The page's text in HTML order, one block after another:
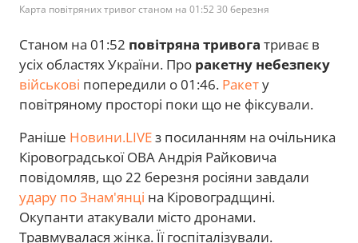
Карта повітряних тривог станом на 01:52 30 березня
Станом на 01:52 повітряна тривога триває в
усіх областях України. Про ракетну небезпеку
військові попередили о 01:46. Ракету
повітряному просторі поки що не фіксували.
Раніше Новини.LIVEз посиланням на очільника
Кіровоградської ОВА Андрія Райковича
повідомляв, що 22 березня росіяни завдали
удару по Знам'янці на Кіровоградщині.
Окупанти атакували місто дронами.
Травмувалася жінка. Її госпіталізували.